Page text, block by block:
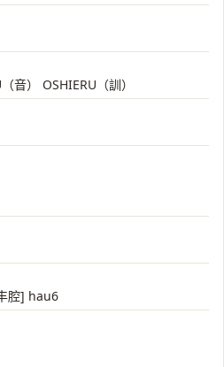
音） OSHIERU（訓）
腔] hau6